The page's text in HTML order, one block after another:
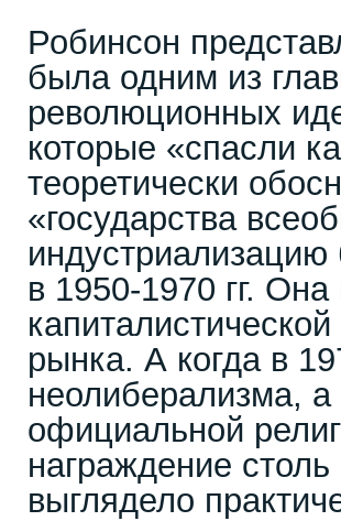
Робинсон
была одним из
революционных
которые «спасли
теоретически
«государства
в 1950-1970 гг.
рынка. А когда в
неолиберализма,
официальной
награждение
выглядело